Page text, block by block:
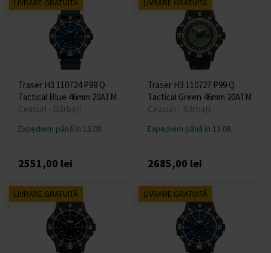
LIVRARE GRATUITĂ
Traser H3 110724 P99 Q
Tactical Blue 46mm 20ATM
Ceasuri - Bărbați
Expediem până în 13.08.
2551,00 lei
LIVRARE GRATUITĂ
Traser H3 110727 P99 Q
Tactical Green 46mm 20ATM
Ceasuri - Bărbați
Expediem până în 13.08.
2685,00 lei
LIVRARE GRATUITĂ LIVRARE GRATUITĂ